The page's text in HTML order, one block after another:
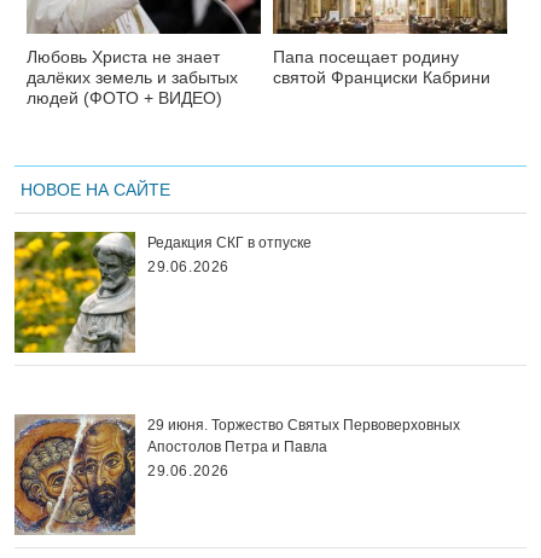
Любовь Христа не знает
далёких земель и забытых
людей (ФОТО + ВИДЕО)
Папа посещает родину
святой Франциски Кабрини
НОВОЕ НА САЙТЕ
Редакция СКГ в отпуске
29.06.2026
29 июня. Торжество Святых Первоверховных
Апостолов Петра и Павла
29.06.2026